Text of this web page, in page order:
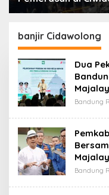
Polisi Tangkap Dua
banjir Cidawolong
Dua
Bandung
Bandung